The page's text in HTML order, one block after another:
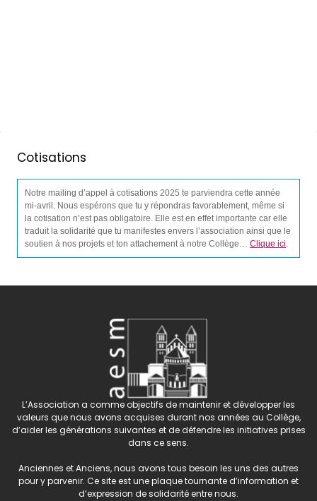
Cotisations
Notre mailing d’appel à cotisations 2025 te parviendra cette année
mi-avril. Nous espérons que tu y répondras favorablement, même si
la cotisation n’est pas obligatoire. Elle est en effet importante car elle
traduit la solidarité que tu manifestes envers l’association ainsi que le
soutien à nos projets et ton attachement à notre Collège… Clique ici.
L’Association a comme objectifs de maintenir et développer les
valeurs que nous avons acquises durant nos années au Collège,
d’aider les générations suivantes et de défendre les initiatives prises
dans ce sens.
Anciennes et Anciens, nous avons tous besoin les uns des autres
pour y parvenir. Ce site est une plaque tournante d’information et
d’expression de solidarité entre nous.